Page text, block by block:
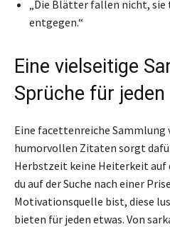
„Die Blätter fallen nicht, sie
entgegen.“
Eine vielseitige
Sprüche für
Eine facettenreiche Sammlung
humorvollen Zitaten sorgt
Herbstzeit keine Heiterkeit auf
du auf der Suche nach einer
Motivationsquelle bist, diese
bieten für jeden etwas. Von